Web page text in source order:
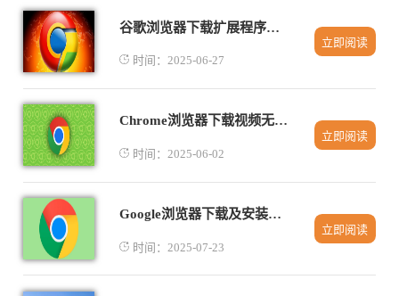
谷歌浏览器下载扩展程序故障排查
时间：2025-06-27
立即阅读
Chrome浏览器下载视频无法播放的排查步骤
时间：2025-06-02
立即阅读
Google浏览器下载及安装后如何设置默认搜索引擎
时间：2025-07-23
立即阅读